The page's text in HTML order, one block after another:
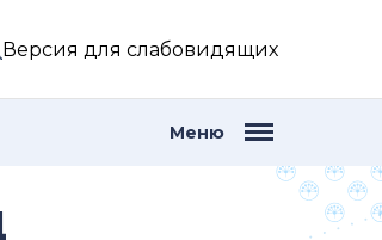
Версия для слабовидящих
Меню